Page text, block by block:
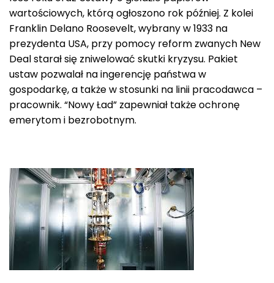
wartościowych, którą ogłoszono rok później. Z kolei
Franklin Delano Roosevelt, wybrany w 1933 na
prezydenta USA, przy pomocy reform zwanych New
Deal starał się zniwelować skutki kryzysu. Pakiet
ustaw pozwalał na ingerencję państwa w
gospodarkę, a także w stosunki na linii pracodawca –
pracownik. “Nowy Ład” zapewniał także ochronę
emerytom i bezrobotnym.